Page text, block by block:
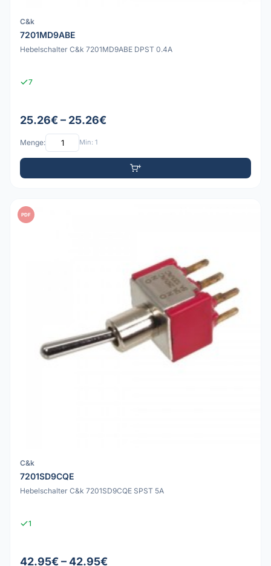
C&k
7201MD9ABE
Hebelschalter C&k 7201MD9ABE DPST 0.4A
7
25.26€ – 25.26€
Menge: Min: 1
PDF
C&k
7201SD9CQE
Hebelschalter C&k 7201SD9CQE SPST 5A
1
42.95€ – 42.95€